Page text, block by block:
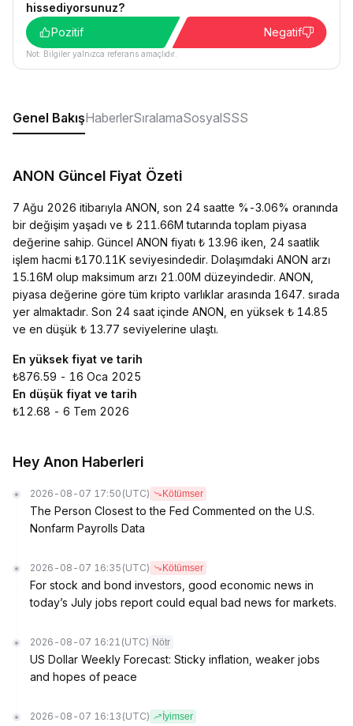
hissediyorsunuz?
Pozitif
Negatif
Not: Bilgiler yalnızca referans amaçlıdır.
Genel BakışHaberlerSıralamaSosyalSSS
ANON Güncel Fiyat Özeti
7 Ağu 2026 itibarıyla ANON, son 24 saatte %-3.06% oranında
bir değişim yaşadı ve ₺ 211.66M tutarında toplam piyasa
değerine sahip. Güncel ANON fiyatı ₺ 13.96 iken, 24 saatlik
işlem hacmi ₺170.11K seviyesindedir. Dolaşımdaki ANON arzı
15.16M olup maksimum arzı 21.00M düzeyindedir. ANON,
piyasa değerine göre tüm kripto varlıklar arasında 1647. sırada
yer almaktadır. Son 24 saat içinde ANON, en yüksek ₺ 14.85
ve en düşük ₺ 13.77 seviyelerine ulaştı.
En yüksek fiyat ve tarih
₺876.59 - 16 Oca 2025
En düşük fiyat ve tarih
₺12.68 - 6 Tem 2026
Hey Anon Haberleri
2026-08-07 17:50 (UTC) Kötümser
The Person Closest to the Fed Commented on the U.S.
Nonfarm Payrolls Data
2026-08-07 16:35 (UTC) Kötümser
For stock and bond investors, good economic news in
today’s July jobs report could equal bad news for markets.
2026-08-07 16:21 (UTC) Nötr
US Dollar Weekly Forecast: Sticky inflation, weaker jobs
and hopes of peace
2026-08-07 16:13 (UTC) İyimser